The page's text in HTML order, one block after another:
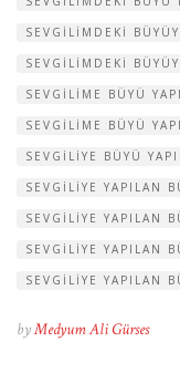
SEVGILIMDEKI
SEVGILIMDEKI
SEVGILIME BÜYÜ
SEVGILIME BÜYÜ
SEVGILIYE BÜYÜ
SEVGILIYE YAPILAN
SEVGILIYE YAPILAN
SEVGILIYE YAPILAN
SEVGILIYE YAPILAN
byMedyum Ali Gürses